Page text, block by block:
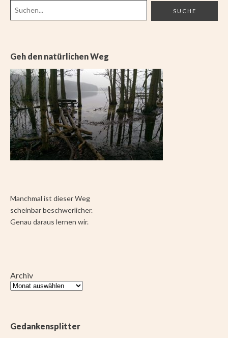
Geh den natürlichen Weg
Manchmal ist dieser Weg
scheinbar beschwerlicher.
Genau daraus lernen wir.
Archiv
Gedankensplitter